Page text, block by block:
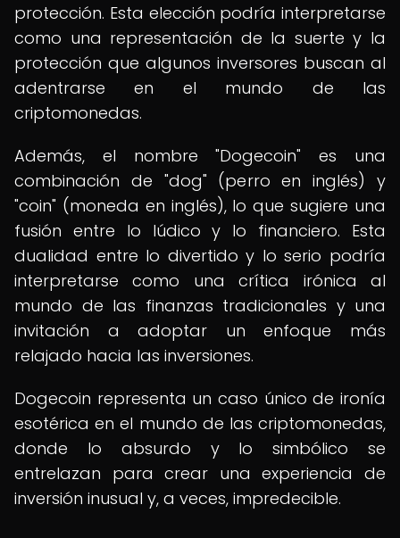
protección. Esta elección podría interpretarse
como una representación de la suerte y la
protección que algunos inversores buscan al
adentrarse en el mundo de las
criptomonedas.
Además, el nombre "Dogecoin" es una
combinación de "dog" (perro en inglés) y
"coin" (moneda en inglés), lo que sugiere una
fusión entre lo lúdico y lo financiero. Esta
dualidad entre lo divertido y lo serio podría
interpretarse como una crítica irónica al
mundo de las finanzas tradicionales y una
invitación a adoptar un enfoque más
relajado hacia las inversiones.
Dogecoin representa un caso único de ironía
esotérica en el mundo de las criptomonedas,
donde lo absurdo y lo simbólico se
entrelazan para crear una experiencia de
inversión inusual y, a veces, impredecible.